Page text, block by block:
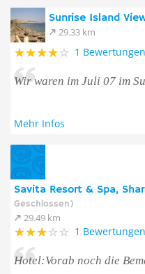
Sunrise Island
29.33 km
1 Bewertungen
Wir waren im Juli 07 im
Mehr Infos
Savita Resort & Spa,
Geschlossen)
29.49 km
1 Bewertungen
Hotel:Vorab noch die